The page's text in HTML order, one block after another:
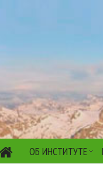
ОБ ИНСТИТУТЕ